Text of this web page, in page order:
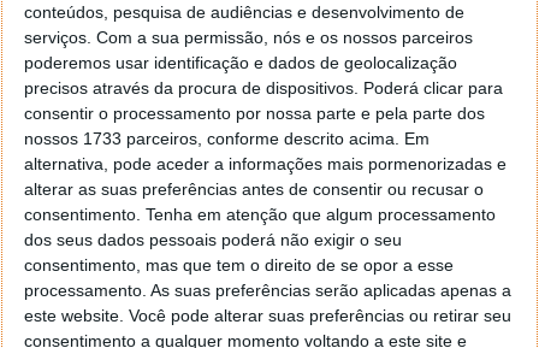
conteúdos, pesquisa de audiências e desenvolvimento de
serviços. Com a sua permissão, nós e os nossos parceiros
poderemos usar identificação e dados de geolocalização
precisos através da procura de dispositivos. Poderá clicar para
consentir o processamento por nossa parte e pela parte dos
nossos 1733 parceiros, conforme descrito acima. Em
alternativa, pode aceder a informações mais pormenorizadas e
alterar as suas preferências antes de consentir ou recusar o
consentimento. Tenha em atenção que algum processamento
dos seus dados pessoais poderá não exigir o seu
consentimento, mas que tem o direito de se opor a esse
processamento. As suas preferências serão aplicadas apenas a
este website. Você pode alterar suas preferências ou retirar seu
consentimento a qualquer momento voltando a este site e
Vítor M.
7 de Novembro de 2005 às 01:39
@Reporter
Desculpa mas o link funciona. Seja como for segue por mail
o MSn Messenger 8.
Responder
Vítor M.
@Rui
Tens de encontrar o que te falei. Faz da seguinte maneira,
janela iniciar e no topo dessa janela com o botão direito do
rato faz propriedades. Depois no separador Menu ‘Iniciar’
clica no botão ‘Personalizar’ aí encontrarás no separador